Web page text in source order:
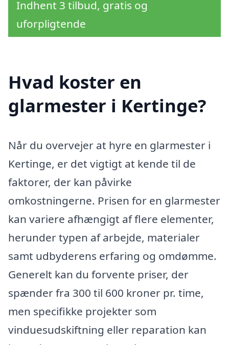
Indhent 3 tilbud, gratis og
uforpligtende
Hvad koster en
glarmester i Kertinge?
Når du overvejer at hyre en glarmester i
Kertinge, er det vigtigt at kende til de
faktorer, der kan påvirke
omkostningerne. Prisen for en glarmester
kan variere afhængigt af flere elementer,
herunder typen af arbejde, materialer
samt udbyderens erfaring og omdømme.
Generelt kan du forvente priser, der
spænder fra 300 til 600 kroner pr. time,
men specifikke projekter som
vinduesudskiftning eller reparation kan